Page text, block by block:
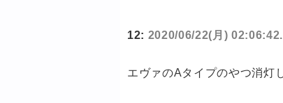
12: 2020/06/22(月)
エヴァのAタイプのやつ消灯